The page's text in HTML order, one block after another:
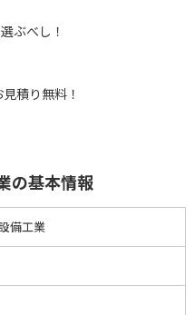
ぶべし！
積り無料！
の基本情報
備工業